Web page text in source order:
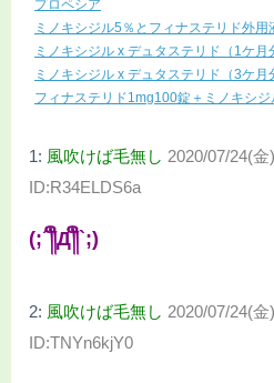
プロペシア
ミノキシジル5％とフィナステリド外用
ミノキシジル x デュタステリド（1ケ月
ミノキシジル x デュタステリド（3ケ月
フィナステリド1mg100錠＋ミノキシ
1: 風吹けば毛無し 2020/07/24(
ID:R34ELDS6a
(;´༎ຶД༎ຶ`;)
2: 風吹けば毛無し 2020/07/24(
ID:TNYn6kjY0